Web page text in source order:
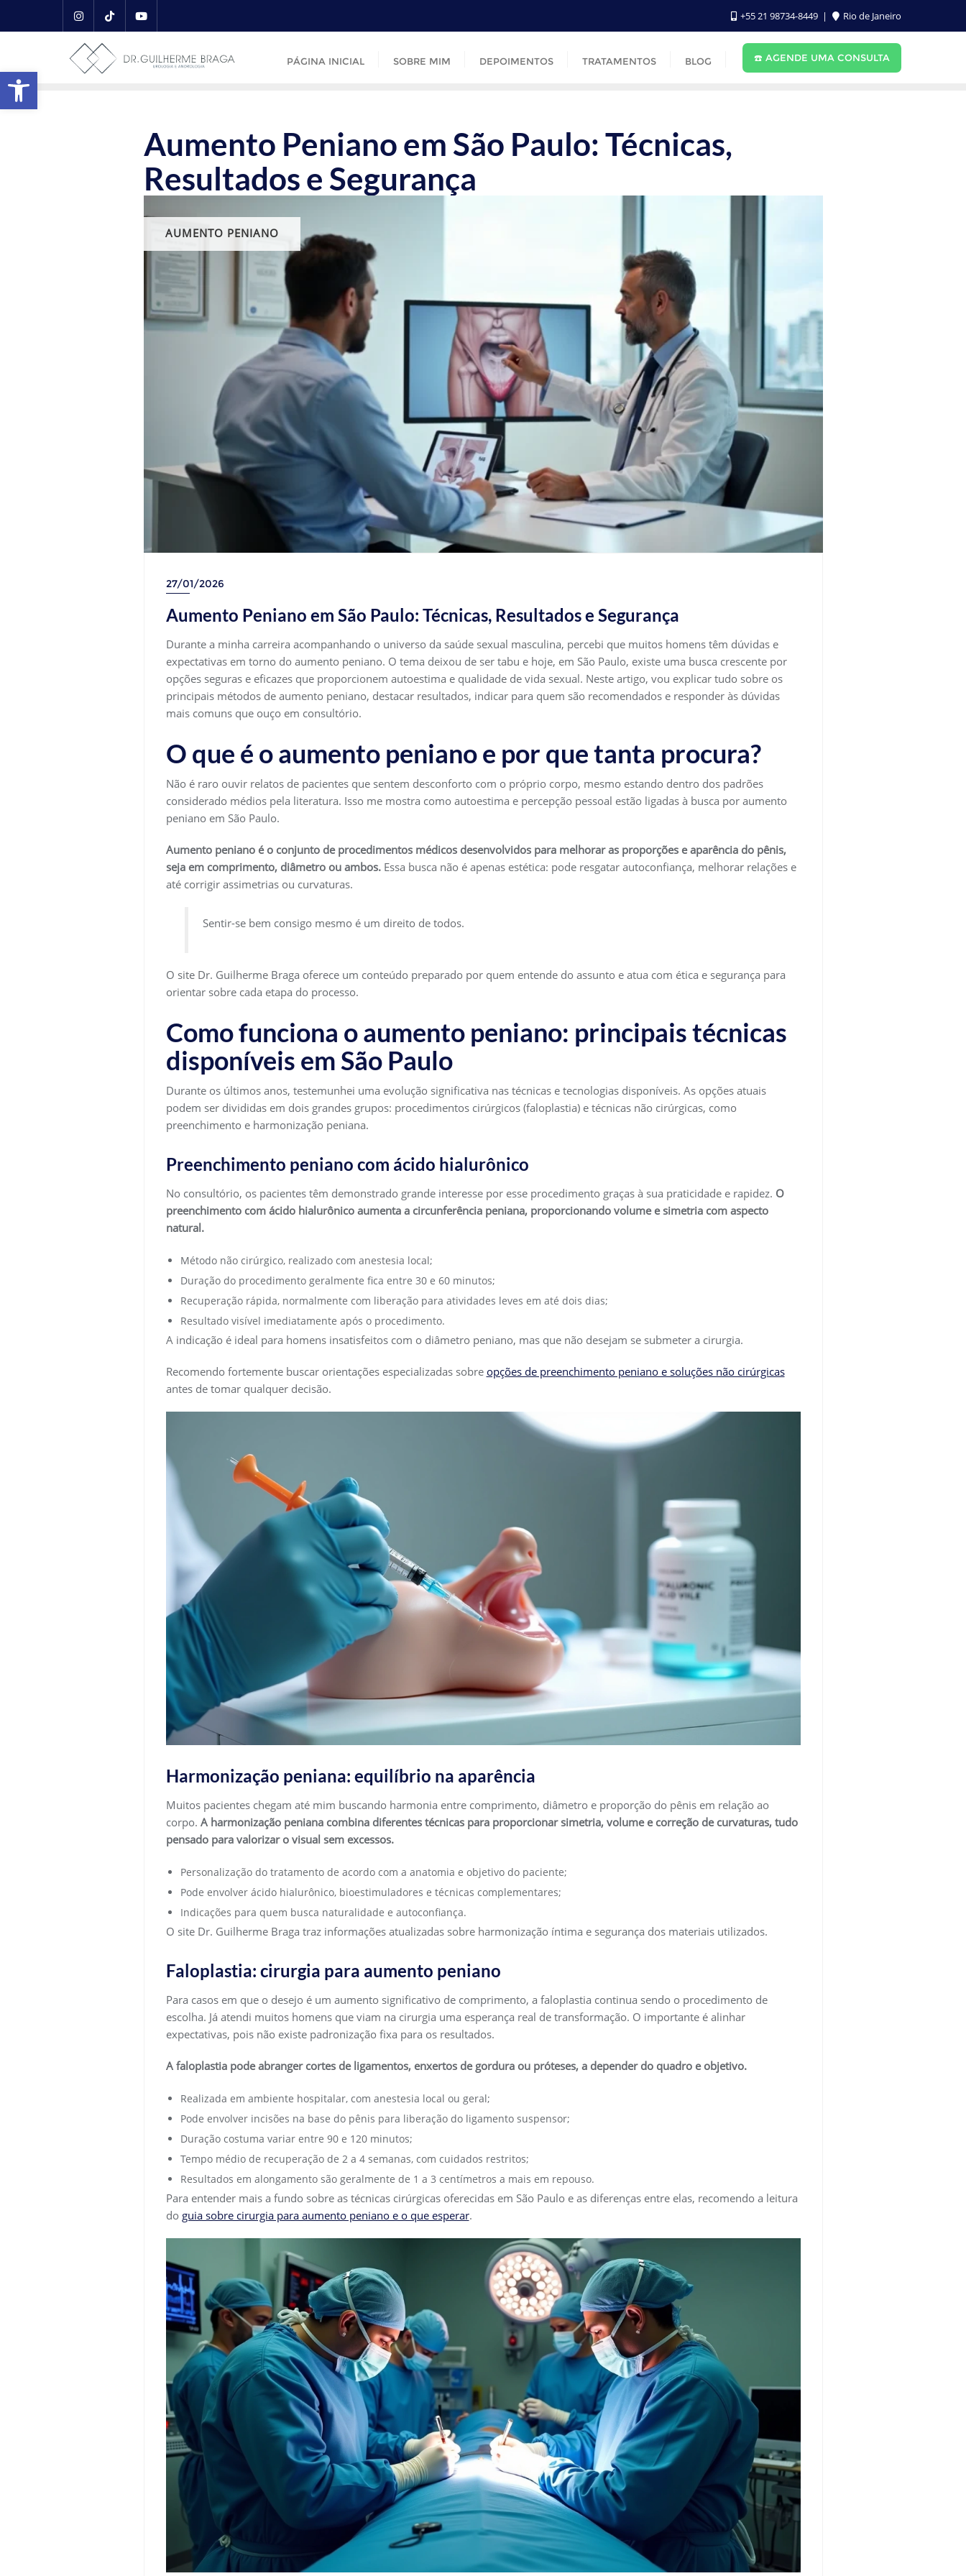
‪+55 21 98734-8449‬ Rio de Janeiro
PÁGINA INICIAL SOBRE MIM DEPOIMENTOS TRATAMENTOS BLOG ☎️ AGENDE UMA CONSULTA
Aumento Peniano em São Paulo: Técnicas,
Resultados e Segurança
AUMENTO PENIANO
27/01/2026
Aumento Peniano em São Paulo: Técnicas, Resultados e Segurança
Durante a minha carreira acompanhando o universo da saúde sexual masculina, percebi que muitos homens têm dúvidas e
expectativas em torno do aumento peniano. O tema deixou de ser tabu e hoje, em São Paulo, existe uma busca crescente por
opções seguras e eficazes que proporcionem autoestima e qualidade de vida sexual. Neste artigo, vou explicar tudo sobre os
principais métodos de aumento peniano, destacar resultados, indicar para quem são recomendados e responder às dúvidas
mais comuns que ouço em consultório.
O que é o aumento peniano e por que tanta procura?
Não é raro ouvir relatos de pacientes que sentem desconforto com o próprio corpo, mesmo estando dentro dos padrões
considerado médios pela literatura. Isso me mostra como autoestima e percepção pessoal estão ligadas à busca por aumento
peniano em São Paulo.
Aumento peniano é o conjunto de procedimentos médicos desenvolvidos para melhorar as proporções e aparência do pênis,
seja em comprimento, diâmetro ou ambos.Essa busca não é apenas estética: pode resgatar autoconfiança, melhorar relações e
até corrigir assimetrias ou curvaturas.
Sentir-se bem consigo mesmo é um direito de todos.
O site Dr. Guilherme Braga oferece um conteúdo preparado por quem entende do assunto e atua com ética e segurança para
orientar sobre cada etapa do processo.
Como funciona o aumento peniano: principais técnicas
disponíveis em São Paulo
Durante os últimos anos, testemunhei uma evolução significativa nas técnicas e tecnologias disponíveis. As opções atuais
podem ser divididas em dois grandes grupos: procedimentos cirúrgicos (faloplastia) e técnicas não cirúrgicas, como
preenchimento e harmonização peniana.
Preenchimento peniano com ácido hialurônico
No consultório, os pacientes têm demonstrado grande interesse por esse procedimento graças à sua praticidade e rapidez. O
preenchimento com ácido hialurônico aumenta a circunferência peniana, proporcionando volume e simetria com aspecto
natural.
Método não cirúrgico, realizado com anestesia local;
Duração do procedimento geralmente fica entre 30 e 60 minutos;
Recuperação rápida, normalmente com liberação para atividades leves em até dois dias;
Resultado visível imediatamente após o procedimento.
A indicação é ideal para homens insatisfeitos com o diâmetro peniano, mas que não desejam se submeter a cirurgia.
Recomendo fortemente buscar orientações especializadas sobre opções de preenchimento peniano e soluções não cirúrgicas
antes de tomar qualquer decisão.
Harmonização peniana: equilíbrio na aparência
Muitos pacientes chegam até mim buscando harmonia entre comprimento, diâmetro e proporção do pênis em relação ao
corpo. A harmonização peniana combina diferentes técnicas para proporcionar simetria, volume e correção de curvaturas, tudo
pensado para valorizar o visual sem excessos.
Personalização do tratamento de acordo com a anatomia e objetivo do paciente;
Pode envolver ácido hialurônico, bioestimuladores e técnicas complementares;
Indicações para quem busca naturalidade e autoconfiança.
O site Dr. Guilherme Braga traz informações atualizadas sobre harmonização íntima e segurança dos materiais utilizados.
Faloplastia: cirurgia para aumento peniano
Para casos em que o desejo é um aumento significativo de comprimento, a faloplastia continua sendo o procedimento de
escolha. Já atendi muitos homens que viam na cirurgia uma esperança real de transformação. O importante é alinhar
expectativas, pois não existe padronização fixa para os resultados.
A faloplastia pode abranger cortes de ligamentos, enxertos de gordura ou próteses, a depender do quadro e objetivo.
Realizada em ambiente hospitalar, com anestesia local ou geral;
Pode envolver incisões na base do pênis para liberação do ligamento suspensor;
Duração costuma variar entre 90 e 120 minutos;
Tempo médio de recuperação de 2 a 4 semanas, com cuidados restritos;
Resultados em alongamento são geralmente de 1 a 3 centímetros a mais em repouso.
Para entender mais a fundo sobre as técnicas cirúrgicas oferecidas em São Paulo e as diferenças entre elas, recomendo a leitura
do guia sobre cirurgia para aumento peniano e o que esperar.
Abrir a barra de ferramentas